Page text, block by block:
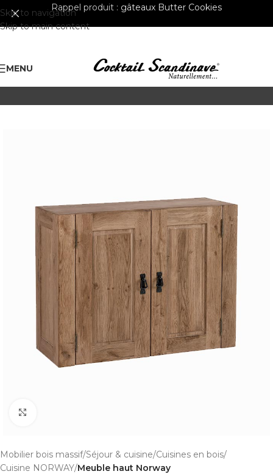
Skip to navigation
Skip to main content
Rappel produit : gâteaux Butter Cookies
MENU
Mobilier bois massif Séjour & cuisine Cuisines en bois
Cuisine NORWAY Meuble haut Norway